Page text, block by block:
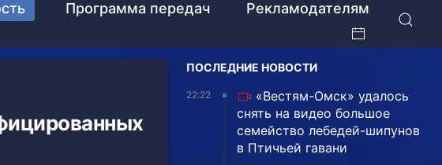
Программа передач
Рекламодателям
ПОСЛЕДНИЕ НОВОСТИ
22:22
«Вестям-Омск» удалось
снять на видео большое
семейство лебедей-шипунов
в Птичьей гавани